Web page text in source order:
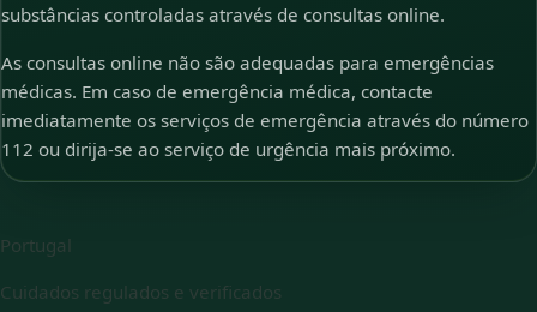
substâncias controladas através de consultas online.
As consultas online não são adequadas para emergências
médicas. Em caso de emergência médica, contacte
imediatamente os serviços de emergência através do número
112 ou dirija-se ao serviço de urgência mais próximo.
Portugal
Cuidados regulados e verificados